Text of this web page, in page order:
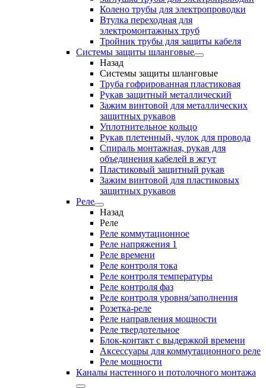
Колено трубы для электропроводки
Втулка переходная для
электромонтажных труб
Тройник трубы для защиты кабеля
Системы защиты шланговые
Назад
Системы защиты шланговые
Труба гофрированная пластиковая
Рукав защитный металлический
Зажим винтовой для металлических
защитных рукавов
Уплотнительное кольцо
Рукав плетенный, чулок для провода
Спираль монтажная, рукав для
объединения кабелей в жгут
Пластиковый защитный рукав
Зажим винтовой для пластиковых
защитных рукавов
Реле
Назад
Реле
Реле коммутационное
Реле напряжения 1
Реле времени
Реле контроля тока
Реле контроля температуры
Реле контроля фаз
Реле контроля уровня/заполнения
Розетка-реле
Реле направления мощности
Реле твердотельное
Блок-контакт с выдержкой времени
Аксессуары для коммутационного реле
Реле мощности
Каналы настенного и потолочного монтажа